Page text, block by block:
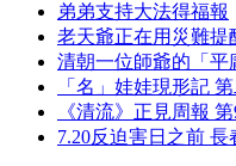
弟弟支持大法得福報
老天爺正在用災難提
清朝一位師爺的「平
「名」娃娃現形記 第
《清流》正見周報 第
7.20反迫害日之前